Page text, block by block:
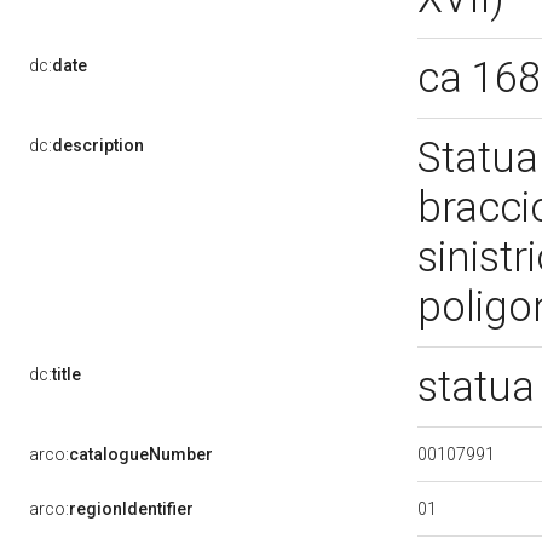
dc:date ca
dc:description
dc:title
arco:catalogueNumber 00107991
arco:regionIdentifier 01